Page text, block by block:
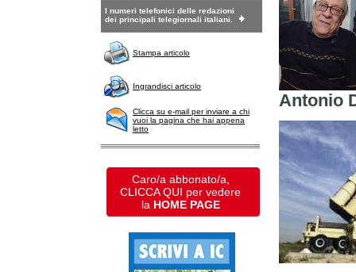
I numeri telefonici delle redazioni
dei principali telegiornali italiani.
Stampa articolo
Ingrandisci articolo
Clicca su e-mail per inviare a chi
vuoi la pagina che hai appena
letto
Caro/a abbonato/a,
CLICCA QUI per vedere
la HOME PAGE
Antonio